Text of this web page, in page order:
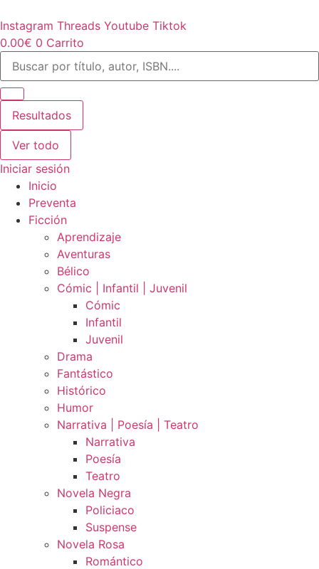
al
contenido
Instagram Threads Youtube Tiktok
0.00€ 0 Carrito
Search
Resultados
Ver todo
Iniciar sesión
Inicio
Preventa
Ficción
Aprendizaje
Aventuras
Bélico
Cómic | Infantil | Juvenil
Cómic
Infantil
Juvenil
Drama
Fantástico
Histórico
Humor
Narrativa | Poesía | Teatro
Narrativa
Poesía
Teatro
Novela Negra
Policiaco
Suspense
Novela Rosa
Romántico